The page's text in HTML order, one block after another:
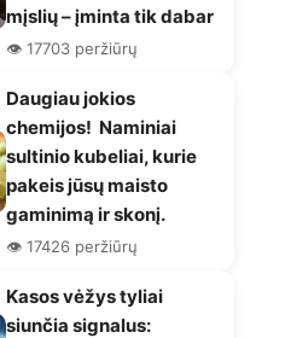
mįslių – įminta tik dabar
👁️ 17703 peržiūrų
Daugiau jokios
chemijos! Naminiai
sultinio kubeliai, kurie
pakeis jūsų maisto
gaminimą ir skonį.
👁️ 17426 peržiūrų
Kasos vėžys tyliai
siunčia signalus: